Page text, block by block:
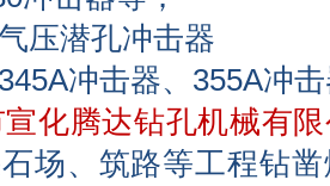
压潜孔冲击器
冲击器、355A冲
化腾达钻孔机械有
场、筑路等工程钻